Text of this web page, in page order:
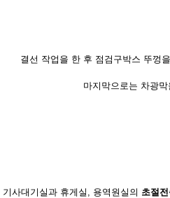
결선 작업을 한 후 점검구박스 뚜껑
마지막으로는 차광
기사대기실과 휴게실, 용역원실의 초절